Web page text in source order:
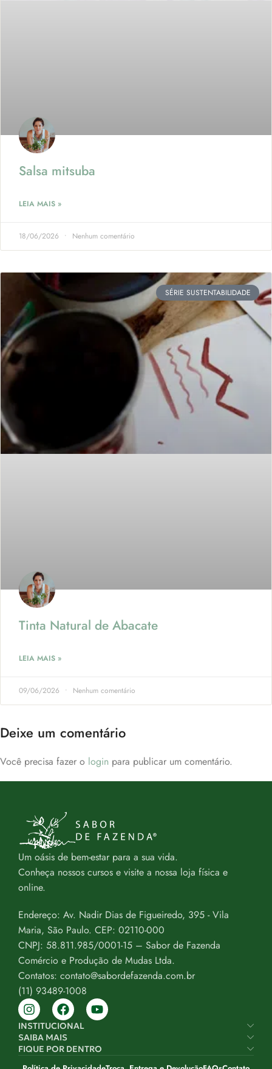
Salsa mitsuba
LEIA MAIS »
18/06/2026 Nenhum comentário
SÉRIE SUSTENTABILIDADE
Tinta Natural de Abacate
LEIA MAIS »
09/06/2026 Nenhum comentário
Deixe um comentário
Você precisa fazer o login para publicar um comentário.
Um oásis de bem-estar para a sua vida.
Conheça nossos cursos e visite a nossa loja física e
online.
Endereço: Av. Nadir Dias de Figueiredo, 395 - Vila
Maria, São Paulo. CEP: 02110-000
CNPJ: 58.811.985/0001-15 – Sabor de Fazenda
Comércio e Produção de Mudas Ltda.
Contatos: contato@sabordefazenda.com.br
(11) 93489-1008
INSTITUCIONAL
SAIBA MAIS
FIQUE POR DENTRO